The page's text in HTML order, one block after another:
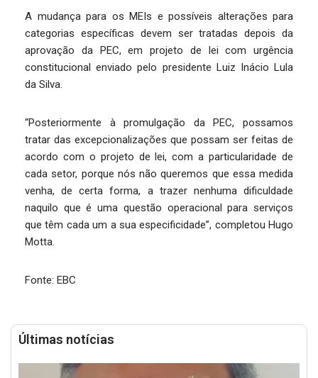
A mudança para os MEIs e possíveis alterações para
categorias específicas devem ser tratadas depois da
aprovação da PEC, em projeto de lei com urgência
constitucional enviado pelo presidente Luiz Inácio Lula
da Silva.
“Posteriormente à promulgação da PEC, possamos
tratar das excepcionalizações que possam ser feitas de
acordo com o projeto de lei, com a particularidade de
cada setor, porque nós não queremos que essa medida
venha, de certa forma, a trazer nenhuma dificuldade
naquilo que é uma questão operacional para serviços
que têm cada um a sua especificidade”, completou Hugo
Motta.
Fonte: EBC
Últimas notícias